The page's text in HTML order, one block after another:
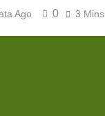
Ago 0 3 Mins